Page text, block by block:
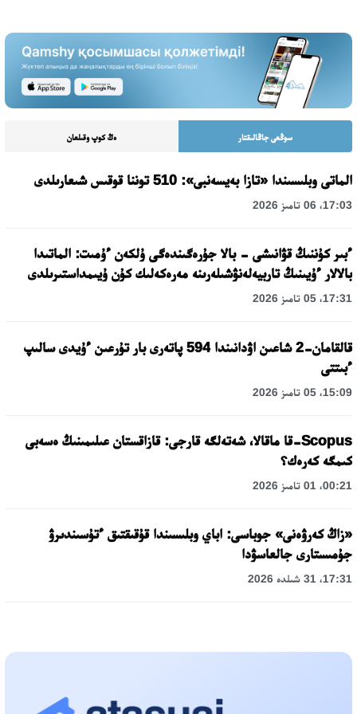
سوڭعى جاڭالىقتار ەڭ كوپ وقىلعان
الماتى وبلىسىندا «تازا بەيسەنبى»: 510 توننا قوقىس شىعارىلدى
17:03، 06 تامىز 2026
ءبىر كۇننىڭ قۋانىشى - بالا جۇرەگىندەگى ۇلكەن ءۇمىت: الماتىدا
بالالار ءۇيىنىڭ تاربيەلەنۋشىلەرىنە مەرەكەلىك كۇن ۇيىمداستىرىلدى
17:31، 05 تامىز 2026
قالقامان-2 شاعىن اۋدانىندا 594 پاتەرى بار تۇرعىن ءۇيدى سالىپ
ءبىتتى
15:09، 05 تامىز 2026
Scopus-قا ماقالا، شەتەلگە قارجى: قازاقستان عىلىمىنىڭ ەسەبى
كىمگە كەرەك؟
00:21، 01 تامىز 2026
«زاڭ كەرۋەنى» جوباسى: اباي وبلىسىندا قۇقىقتىق ءتۇسىندىرۋ
جۇمىستارى جالعاسۋدا
17:31، 31 شىلدە 2026